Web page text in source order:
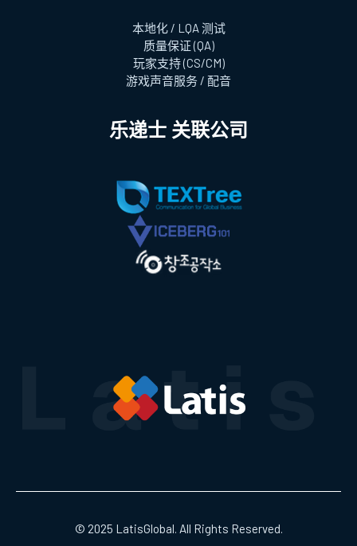
本地化 / LQA 测试
质量保证 (QA)
玩家支持 (CS/CM)
游戏声音服务 / 配音
乐递士 关联公司
© 2025 LatisGlobal. All Rights Reserved.